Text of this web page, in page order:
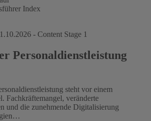
Index
- Content Stage 1
Personaldienstleistung
steht vor einem
Fachkräftemangel, veränderte
und die zunehmende Digitalisierung